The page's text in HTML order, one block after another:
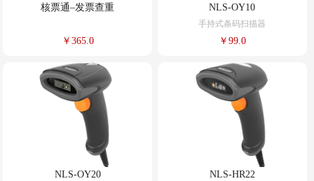
核票通–发票查重
￥365.0
NLS-OY10
手持式条码扫描器
￥99.0
NLS-OY20 NLS-HR22